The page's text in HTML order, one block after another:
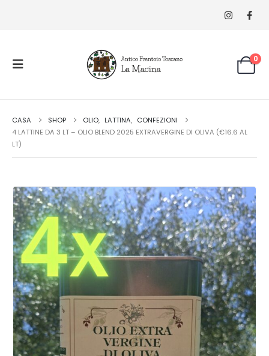
0
CASA SHOP OLIO, LATTINA, CONFEZIONI
4 LATTINE DA 3 LT – OLIO BLEND 2025 EXTRAVERGINE DI OLIVA (€16.6 AL
LT)